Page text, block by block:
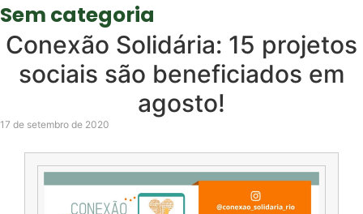
Sem categoria
Conexão Solidária: 15 projetos
sociais são beneficiados em
agosto!
17 de setembro de 2020